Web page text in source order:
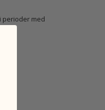
perioder med